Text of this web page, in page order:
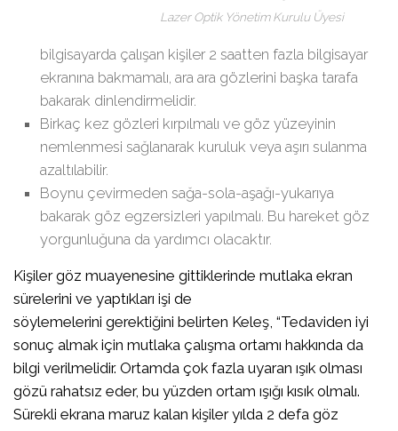
Lazer Optik Yönetim Kurulu Üyesi
bilgisayarda çalışan kişiler 2 saatten fazla bilgisayar
ekranına bakmamalı, ara ara gözlerini başka tarafa
bakarak dinlendirmelidir.
Birkaç kez gözleri kırpılmalı ve göz yüzeyinin
nemlenmesi sağlanarak kuruluk veya aşırı sulanma
azaltılabilir.
Boynu çevirmeden sağa-sola-aşağı-yukarıya
bakarak göz egzersizleri yapılmalı. Bu hareket göz
yorgunluğuna da yardımcı olacaktır.
Kişiler göz muayenesine gittiklerinde mutlaka ekran
sürelerini ve yaptıkları işi de
söylemelerini gerektiğini belirten Keleş, “Tedaviden iyi
sonuç almak için mutlaka çalışma ortamı hakkında da
bilgi verilmelidir. Ortamda çok fazla uyaran ışık olması
gözü rahatsız eder, bu yüzden ortam ışığı kısık olmalı.
Sürekli ekrana maruz kalan kişiler yılda 2 defa göz